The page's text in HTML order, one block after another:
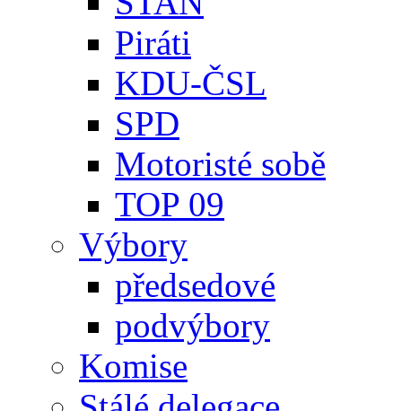
Piráti
KDU-ČSL
SPD
Motoristé sobě
TOP 09
Výbory
předsedové
podvýbory
Komise